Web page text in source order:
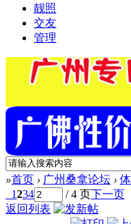
靓照
交友
管理
»首页 › 广州桑拿论坛 ›
1234 / 4 页下一页
返回列表